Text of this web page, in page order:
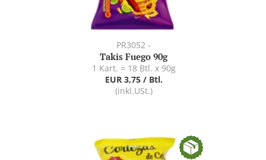
PR3052 -
Takis Fuego 90g
1 Kart. = 18 Btl. x 90g
EUR 3,75 / Btl.
(inkl.USt.)